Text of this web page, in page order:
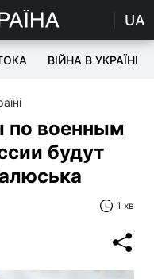
UA
ВІЙНА В УКРАЇНІ
по военным
будут
1 хв